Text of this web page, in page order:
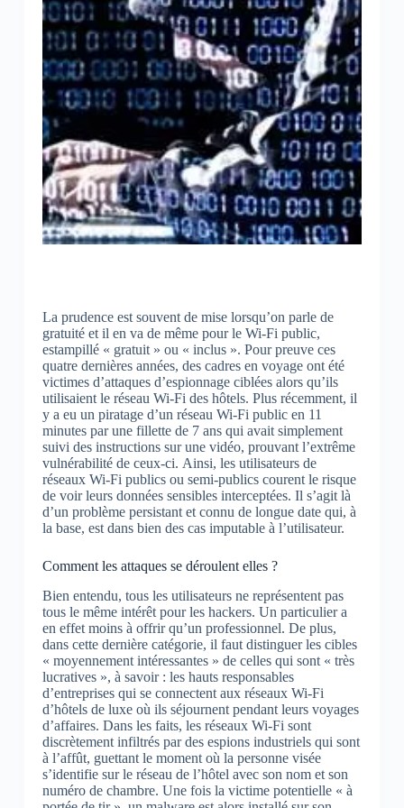
La prudence est souvent de mise lorsqu’on parle de
gratuité et il en va de même pour le Wi-Fi public,
estampillé « gratuit » ou « inclus ». Pour preuve ces
quatre dernières années, des cadres en voyage ont été
victimes d’attaques d’espionnage ciblées alors qu’ils
utilisaient le réseau Wi-Fi des hôtels. Plus récemment, il
y a eu un piratage d’un réseau Wi-Fi public en 11
minutes par une fillette de 7 ans qui avait simplement
suivi des instructions sur une vidéo, prouvant l’extrême
vulnérabilité de ceux-ci. Ainsi, les utilisateurs de
réseaux Wi-Fi publics ou semi-publics courent le risque
de voir leurs données sensibles interceptées. Il s’agit là
d’un problème persistant et connu de longue date qui, à
la base, est dans bien des cas imputable à l’utilisateur.
Comment les attaques se déroulent elles ?
Bien entendu, tous les utilisateurs ne représentent pas
tous le même intérêt pour les hackers. Un particulier a
en effet moins à offrir qu’un professionnel. De plus,
dans cette dernière catégorie, il faut distinguer les cibles
« moyennement intéressantes » de celles qui sont « très
lucratives », à savoir : les hauts responsables
d’entreprises qui se connectent aux réseaux Wi-Fi
d’hôtels de luxe où ils séjournent pendant leurs voyages
d’affaires. Dans les faits, les réseaux Wi-Fi sont
discrètement infiltrés par des espions industriels qui sont
à l’affût, guettant le moment où la personne visée
s’identifie sur le réseau de l’hôtel avec son nom et son
numéro de chambre. Une fois la victime potentielle « à